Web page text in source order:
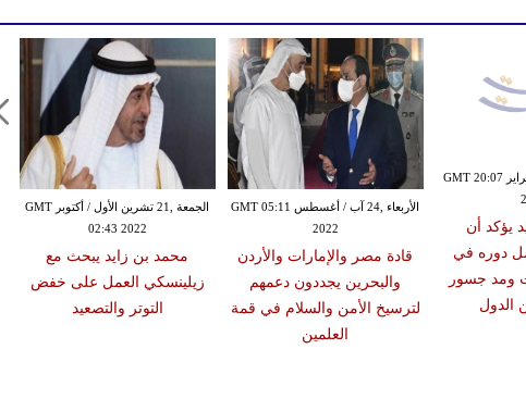
الجمعة ,21 تشرين الأول / أكتوبر GMT
02:43 2022
محمد بن زايد يبحث مع
زيلينسكي العمل على خفض
التوتر والتصعيد
الأربعاء ,24 آب / أغسطس GMT 05:11
2022
قادة مصر والإمارات والأردن
والبحرين يجددون دعمهم
لترسيخ الأمن والسلام في قمة
العلمين
الإثنين ,22 شباط / فبراير GMT 20:07
يؤكد أن
دوره في
ومد جسور
الدول